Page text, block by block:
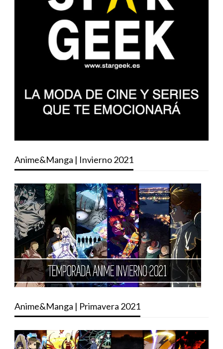
Anime&Manga | Invierno 2021
Anime&Manga | Primavera 2021